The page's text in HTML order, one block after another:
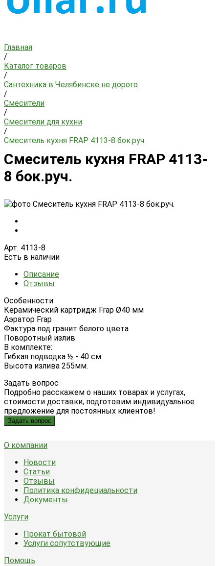
Главная
/
Каталог товаров
/
Сантехника в Челябинске не дорого
/
Смесители
/
Смесители для кухни
/
Смеситель кухня FRAP 4113-8 бок.руч.
Смеситель кухня FRAP 4113-
8 бок.руч.
Арт. 4113-8
Есть в наличии
Описание
Отзывы
Особенности:
Керамический картридж Frap Ø40 мм
Аэратор Frap
Фактура под гранит белого цвета
Поворотный излив
В комплекте:
Гибкая подводка ½ - 40 см
Высота излива 255мм.
Задать вопрос
Подробно расскажем о наших товарах и услугах,
стоимости доставки, подготовим индивидуальное
предложение для постоянных клиентов!
Задать вопрос
О компании
Новости
Статьи
Отзывы
Политика конфидециальности
Документы
Услуги
Прокат бытовой
Услуги сопутствующие
Помощь